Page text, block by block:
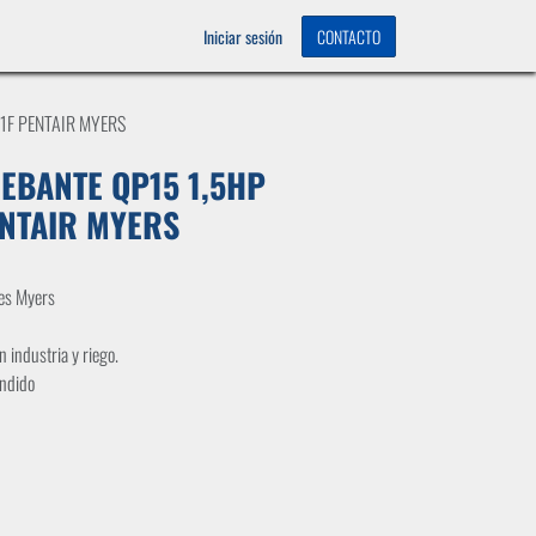
Iniciar sesión CONTACTO
PENTAIR MYERS
QP15 1,5HP
MYERS
Myers
industria y riego.